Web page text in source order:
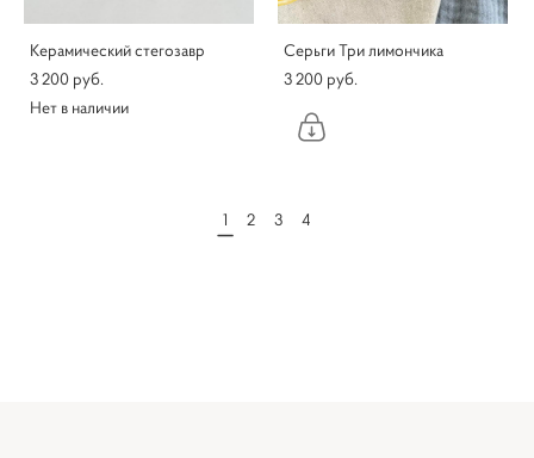
Керамический стегозавр
3 200 pуб.
Нет в наличии
Серьги Три лимончика
3 200 pуб.
1 2 3 4